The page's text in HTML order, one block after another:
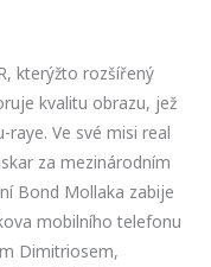
kterýžto rozšířený
kvalitu obrazu, jež
Ve své misi real
za mezinárodním
Bond Mollaka zabije
mobilního telefonu
Dimitriosem,